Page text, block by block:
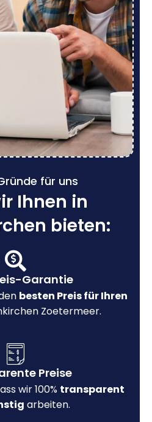
für uns
Ihnen in
bieten:
Garantie
besten Preis für Ihren
Zoetermeer.
Preise
wir 100% transparent
arbeiten.